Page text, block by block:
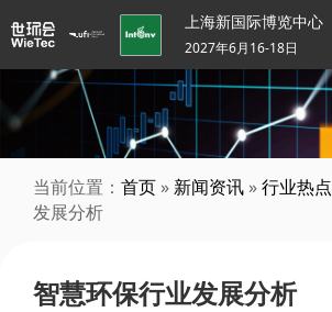
上海新国际博览中心
2027年6月16-18日
当前位置： 首页 » 新闻资讯 »行业热点
发展分析
智慧环保行业发展分析